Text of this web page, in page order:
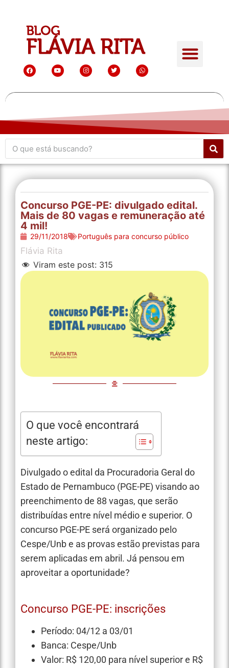
Concurso PGE-PE: divulgado edital.
Mais de 80 vagas e remuneração até
4 mil!
29/11/2018 Português para concurso público
Flávia Rita
Viram este post: 315
O que você encontrará
neste artigo:
Divulgado o edital da Procuradoria Geral do
Estado de Pernambuco (PGE-PE) visando ao
preenchimento de 88 vagas, que serão
distribuídas entre nível médio e superior. O
concurso PGE-PE será organizado pelo
Cespe/Unb e as provas estão previstas para
serem aplicadas em abril. Já pensou em
aproveitar a oportunidade?
Concurso PGE-PE: inscrições
Período: 04/12 a 03/01
Banca: Cespe/Unb
Valor: R$ 120,00 para nível superior e R$